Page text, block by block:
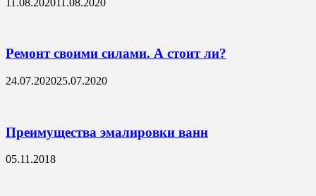
Ремонт своими силами. А стоит ли?
24.07.202025.07.2020
Преимущества эмалировки ванн
05.11.2018